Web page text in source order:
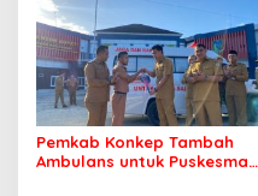
Pemkab Konkep Tambah
Ambulans untuk Puskesmas